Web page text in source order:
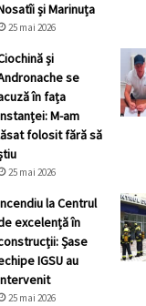
și Marinuța
25 mai 2026
și
se
în fața
M-am
folosit fără să
25 mai 2026
la Centrul
excelență în
Șase
IGSU au
25 mai 2026